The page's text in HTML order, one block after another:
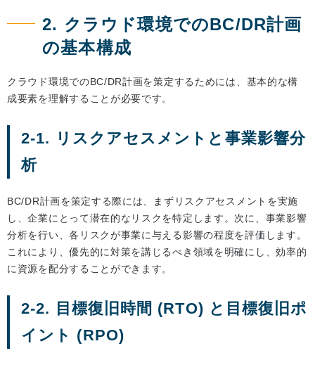
2. クラウド環境でのBC/DR計画
の基本構成
クラウド環境でのBC/DR計画を策定するためには、基本的な構
成要素を理解することが必要です。
2-1. リスクアセスメントと事業影響分
析
BC/DR計画を策定する際には、まずリスクアセスメントを実施
し、企業にとって潜在的なリスクを特定します。次に、事業影響
分析を行い、各リスクが事業に与える影響の程度を評価します。
これにより、優先的に対策を講じるべき領域を明確にし、効率的
に資源を配分することができます。
2-2. 目標復旧時間 (RTO) と目標復旧ポ
イント (RPO)